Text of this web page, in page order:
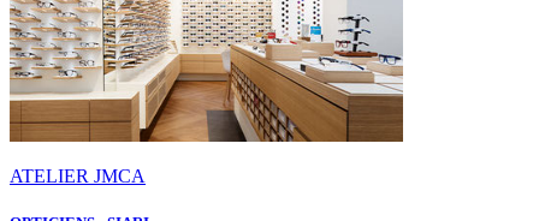
ATELIER JMCA